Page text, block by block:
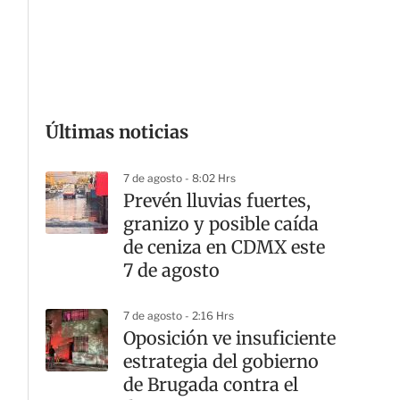
Últimas noticias
7 de agosto - 8:02 Hrs
Prevén lluvias fuertes,
granizo y posible caída
de ceniza en CDMX este
7 de agosto
7 de agosto - 2:16 Hrs
Oposición ve insuficiente
estrategia del gobierno
de Brugada contra el